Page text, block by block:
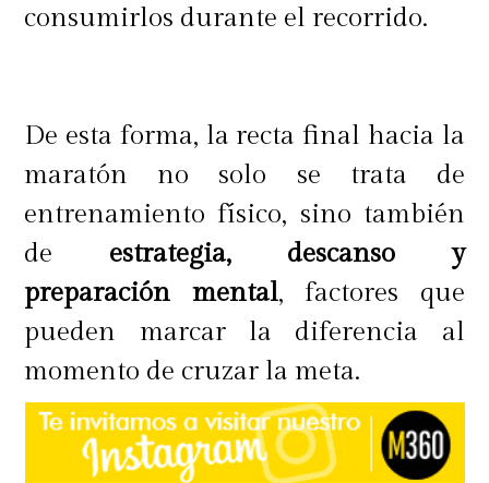
consumirlos durante el recorrido.
De esta forma, la recta final hacia la
maratón no solo se trata de
entrenamiento físico, sino también
de estrategia, descanso y
preparación mental, factores que
pueden marcar la diferencia al
momento de cruzar la meta.